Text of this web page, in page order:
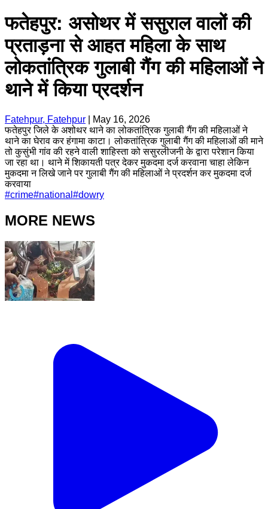
फतेहपुर: असोथर में ससुराल वालों की
प्रताड़ना से आहत महिला के साथ
लोकतांत्रिक गुलाबी गैंग की महिलाओं ने
थाने में किया प्रदर्शन
Fatehpur, Fatehpur
May 16, 2026
फतेहपुर जिले के अशोथर थाने का लोकतांत्रिक गुलाबी गैंग की महिलाओं ने
थाने का घेराव कर हंगामा काटा। लोकतांत्रिक गुलाबी गैंग की महिलाओं की माने
तो कुसुंभी गांव की रहने वाली शाहिस्ता को ससुरलीजनी के द्वारा परेशान किया
जा रहा था। थाने में शिकायती पत्र देकर मुकदमा दर्ज करवाना चाहा लेकिन
मुकदमा न लिखे जाने पर गुलाबी गैंग की महिलाओं ने प्रदर्शन कर मुकदमा दर्ज
करवाया
#crime#national #dowry
MORE NEWS